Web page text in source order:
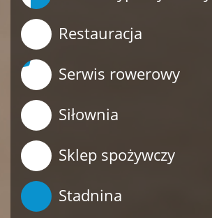
Restauracja
Serwis rowerowy
Siłownia
Sklep spożywczy
Stadnina